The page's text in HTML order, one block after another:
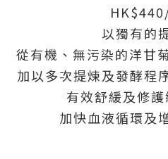
以獨有的
從有機、無污染的洋甘
加以多次提煉及發酵程
有效舒緩及修
加快血液循環及